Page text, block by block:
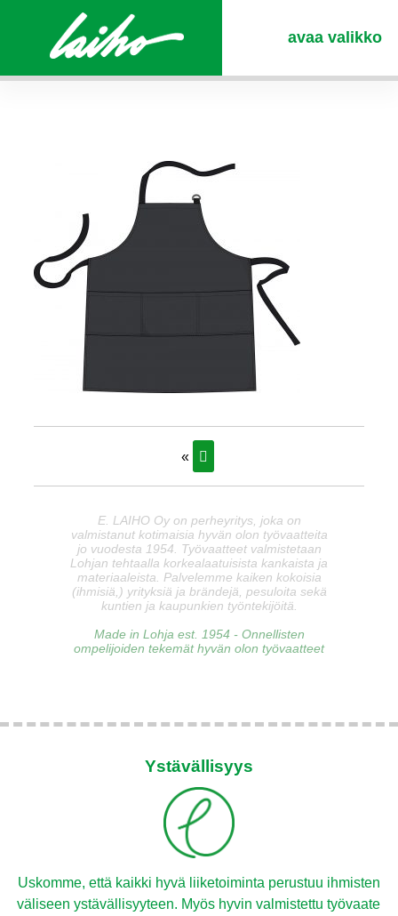
avaa valikko
«
E. LAIHO Oy on perheyritys, joka on
valmistanut kotimaisia hyvän olon työvaatteita
jo vuodesta 1954. Työvaatteet valmistetaan
Lohjan tehtaalla korkealaatuisista kankaista ja
materiaaleista. Palvelemme kaiken kokoisia
(ihmisiä,) yrityksiä ja brändejä, pesuloita sekä
kuntien ja kaupunkien työntekijöitä.
Made in Lohja est. 1954 - Onnellisten
ompelijoiden tekemät hyvän olon työvaatteet
Ystävällisyys
Uskomme, että kaikki hyvä liiketoiminta perustuu ihmisten
väliseen ystävällisyyteen. Myös hyvin valmistettu työvaate